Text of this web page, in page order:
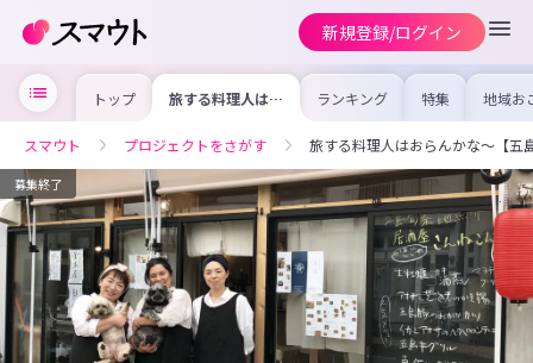
新規登録/ログイン
トップ 旅する料理人はお
らんかな〜【五島
しませんか？ 】
ランキング 特集 地域お
の求
を集め
事内容
を比
合った
けよう
スマウト プロジェクトをさがす 旅する料理人はおらんかな〜【五
募集終了